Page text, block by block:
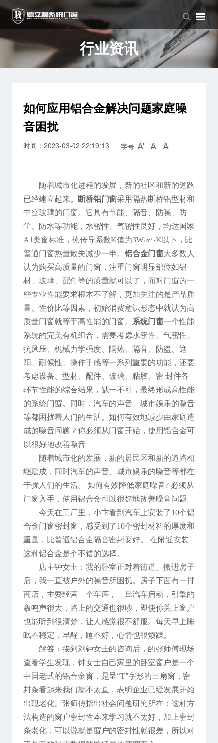
品牌中心
品牌介绍
企业文化
产品中心
窗系列
门系列
新闻中心
公司新闻
行业资讯
行业资讯
如何应用铝合金解决问题家庭噪
音困扰
时间：2023-03-02 22:19:13 字号
随着城市化进程的发展，新的社区和新的道路
已经建立起来。
断桥铝门窗采用隔热断桥铝型材和
中空玻璃的门窗。它具有节能、隔音、防噪、防
尘、防水等功能，水密性、气密性良好，均达国家
A1类窗标准，热传导系数K值为3W/㎡·K以下，比
普通门窗热量散失减少一半。 铝合金门窗大多数人
认为购买高质量的门窗，注重门窗明显部位如铝
材、玻璃、配件等的质量就可以了，而对门窗的一
些专业性能要求根本不了解，更加关注的是产品质
量、性价比等因素，初始消费意识形态中就认为高
质量门窗就等于高性能的门窗。
系统门窗一个性能
系统的完美有机组合，需要考虑水密性、气密性、
抗风压、机械力学强度、隔热、隔音、防盗、遮
阳、耐候性、操作手感等一系列重要的功能，还要
考虑设备、型材、配件、玻璃、粘胶、密 封件各
环节性能的综合结果，缺一不可，最终形成高性能
的系统门窗。同时，汽车的声音、城市娱乐的噪音
等都困扰着人们的生活。如何有效地减少由家庭造
成的噪音问题？你必须从门窗开始，使用铝合金可
以很好地改善噪音
随着城市化的发展，新的居民区和新的道路相
继建成，同时汽车的声音、城市娱乐的噪音等都在
干扰人们的生活。 如何有效降低家庭噪音? 必须从
门窗入手，使用铝合金可以很好地改善噪音问题。
今天在工厂里，小卞看到汽车上安装了10个铝
合金门窗密封窗，感受到了10个密封材料的厚度和
重量，比普通铝合金隔音密封要好。 在附近安装
这种铝合金是个不错的选择。
店主钟女士：我的卧室正对着街道。搬进房子
后，我一直被户外的噪音所困扰。房子下面有一排
商店，主要经营一个车库，一旦汽车启动，引擎的
轰鸣声很大，路上的交通也很吵，即使你关上窗户
也能听到很清楚，让人感觉很不舒服。每天早上睡
眠不稳定，早醒，睡不好，心情也很烦躁。
解答：接到刘钟女士的咨询后，的张师傅现场
查看学生发现，钟女士自己家里的卧室窗户是一个
中国老式的铝合金窗，是呈“T”字形的三扇窗，密
封条看起来我们就不太直，表明企业已经发展开始
出现老化。张师傅指出社会问题研究所在：这种方
法构造的窗户密封性本来学习就不太好，加上密封
条老化，可以说就是窗户的密封性就很差，所以对